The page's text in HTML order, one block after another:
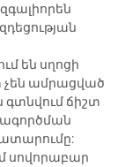
են սղոցի
ամրացված
ճիշտ
սովորաբար